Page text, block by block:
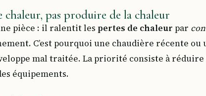
chaleur, pas produire de la chaleur
pièce : il ralentit les pertes de chaleur par
C’est pourquoi une chaudière récente ou
mal traitée. La priorité consiste à réduire
équipements.